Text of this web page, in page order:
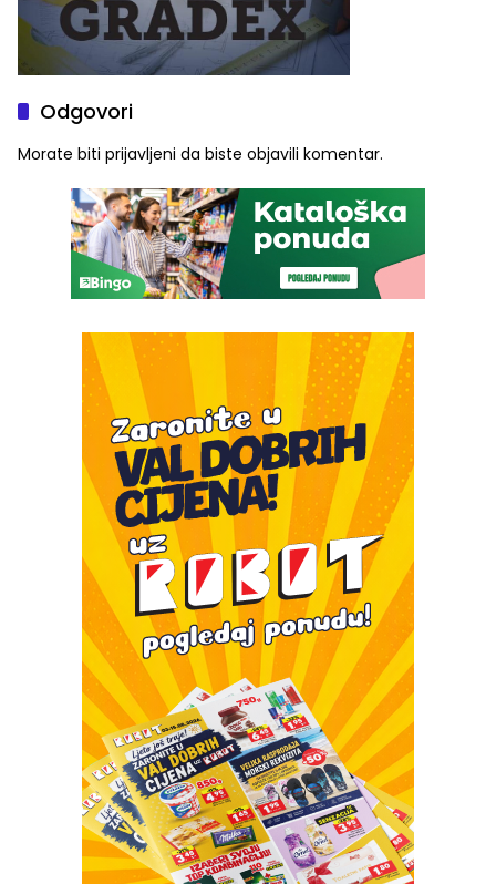
Odgovori
Morate biti prijavljeni da biste objavili komentar.